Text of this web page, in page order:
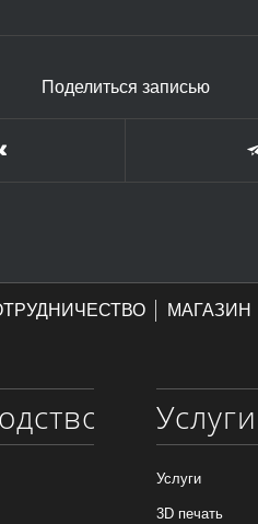
Поделиться записью
МАГАЗИН
Услуги
Услуги
3D печать